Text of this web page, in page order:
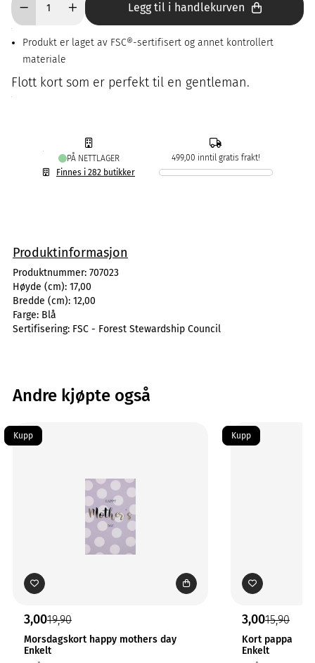
Legg til i handlekurven
Produkt er laget av FSC®-sertifisert og annet kontrollert
materiale
Flott kort som er perfekt til en gentleman.
PÅ NETTLAGER
Finnes i 282 butikker
499,00 inntil gratis frakt!
Produktinformasjon
Produktnummer: 707023
Høyde (cm): 17,00
Bredde (cm): 12,00
Farge: Blå
Sertifisering: FSC - Forest Stewardship Council
Andre kjøpte også
Kupp
3,0019,90
Morsdagskort happy mothers day
Enkelt
Kupp
3,0015,90
Kort pappa
Enkelt